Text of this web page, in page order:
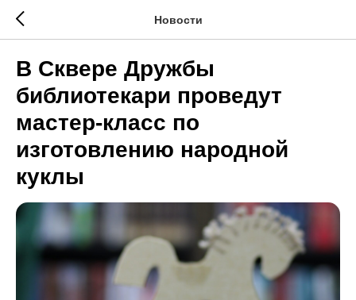
Новости
В Сквере Дружбы
библиотекари проведут
мастер-класс по
изготовлению народной
куклы